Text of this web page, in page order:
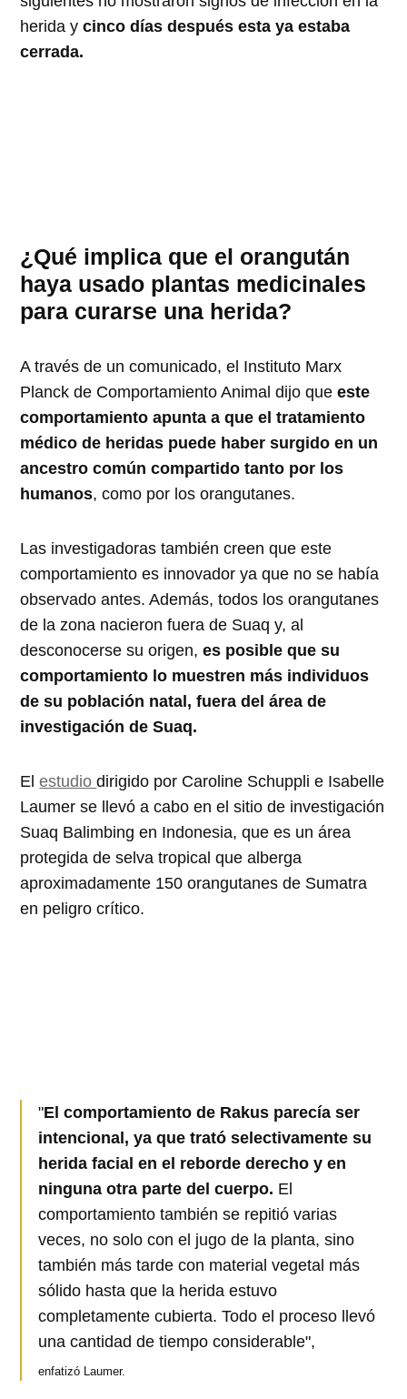
herida y cinco días después esta ya estaba
cerrada.
¿Qué implica que el orangután
haya usado plantas medicinales
para curarse una herida?
A través de un comunicado, el Instituto Marx
Planck de Comportamiento Animal dijo queeste
comportamiento apunta a que el tratamiento
médico de heridas puede haber surgido en un
ancestro común compartido tanto por los
humanos, como por los orangutanes.
Las investigadoras también creen que este
comportamiento es innovador ya que no se había
observado antes. Además, todos los orangutanes
de la zona nacieron fuera de Suaq y, al
desconocerse su origen,es posible que su
comportamiento lo muestren más individuos
de su población natal, fuera del área de
investigación de Suaq.
Elestudiodirigido por Caroline Schuppli e Isabelle
Laumer se llevó a cabo en el sitio de investigación
Suaq Balimbing en Indonesia, que es un área
protegida de selva tropical que alberga
aproximadamente 150 orangutanes de Sumatra
en peligro crítico.
"El comportamiento de Rakus parecía ser
intencional, ya que trató selectivamente su
herida facial en el reborde derecho y en
ninguna otra parte del cuerpo. El
comportamiento también se repitió varias
veces, no solo con el jugo de la planta, sino
también más tarde con material vegetal más
sólido hasta que la herida estuvo
completamente cubierta. Todo el proceso llevó
una cantidad de tiempo considerable",
enfatizó Laumer.